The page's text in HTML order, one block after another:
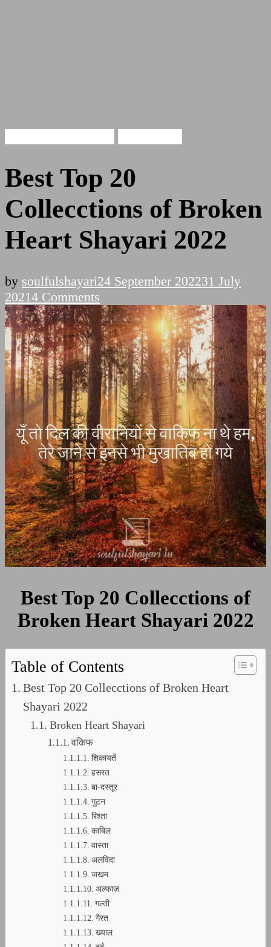
Best Top 20
Collecctions of Broken
Heart Shayari 2022
by soulfulshayari24 September 202231 July
20214 Comments
Best
Top
20
Collecctions
of
Broken
Heart
Shayari
2022
Best Top 20 Collecctions of
Broken Heart Shayari 2022
Table of Contents
Best Top 20 Collecctions of Broken Heart
Shayari 2022
Broken Heart Shayari
वकिफ
शिकायतें
हसरत
बा-दस्तूर
गुटन
रिश्ता
काबिल
वास्ता
अलविदा
जखम
अल्फाज़
गल्ती
गैरत
ख्याल